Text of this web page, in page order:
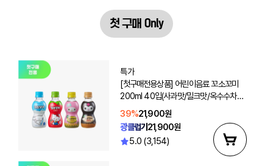
첫 구매 Only
특가
[첫구매전용상품] 어린이음료 꼬소꼬미
200ml 40입(사과맛/밀크맛/옥수수차/
보리차 선택2)
39%21,900원
광클럽가21,900원
5.0 (3,154)